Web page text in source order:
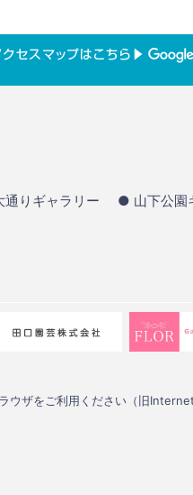
りギャラリー
● 山下公園
ウザをご利用ください（旧